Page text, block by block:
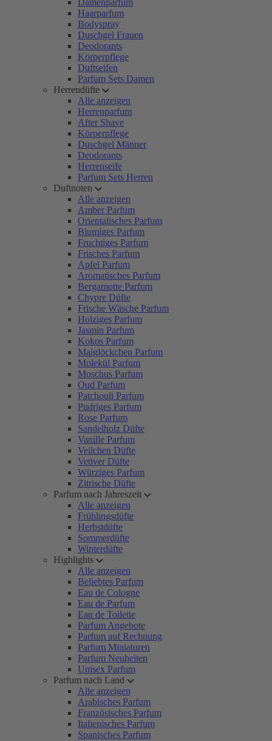
Damenparfum
Haarparfum
Bodyspray
Duschgel Frauen
Deodorants
Körperpflege
Duftseifen
Parfum Sets Damen
Herrendüfte
Alle anzeigen
Herrenparfum
After Shave
Körperpflege
Duschgel Männer
Deodorants
Herrenseife
Parfum Sets Herren
Duftnoten
Alle anzeigen
Amber Parfum
Orientalisches Parfum
Blumiges Parfum
Fruchtiges Parfum
Frisches Parfum
Apfel Parfum
Aromatisches Parfum
Bergamotte Parfum
Chypre Düfte
Frische Wäsche Parfum
Holziges Parfum
Jasmin Parfum
Kokos Parfum
Maiglöckchen Parfum
Molekül Parfum
Moschus Parfum
Oud Parfum
Patchouli Parfum
Pudriges Parfum
Rose Parfum
Sandelholz Düfte
Vanille Parfum
Veilchen Düfte
Vetiver Düfte
Würziges Parfum
Zitrische Düfte
Parfum nach Jahreszeit
Alle anzeigen
Frühlingsdüfte
Herbstdüfte
Sommerdüfte
Winterdüfte
Highlights
Alle anzeigen
Beliebtes Parfum
Eau de Cologne
Eau de Parfum
Eau de Toilette
Parfum Angebote
Parfum auf Rechnung
Parfum Miniaturen
Parfum Neuheiten
Unisex Parfum
Parfum nach Land
Alle anzeigen
Arabisches Parfum
Französisches Parfum
Italienisches Parfum
Spanisches Parfum